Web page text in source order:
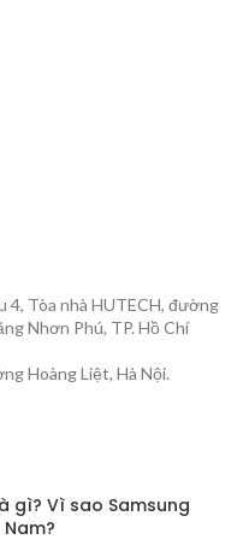
4, Tòa nhà HUTECH, đường
Nhơn Phú, TP. Hồ Chí
Hoàng Liệt, Hà Nội.
gì? Vì sao Samsung